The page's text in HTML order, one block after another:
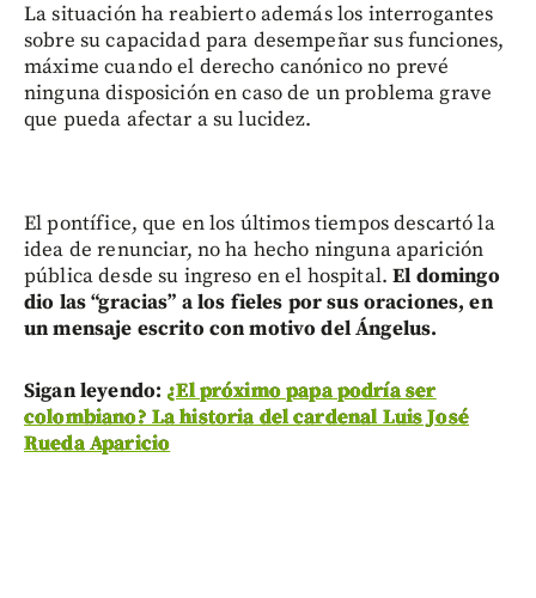
La situación ha reabierto además los interrogantes
sobre su capacidad para desempeñar sus funciones,
máxime cuando el derecho canónico no prevé
ninguna disposición en caso de un problema grave
que pueda afectar a su lucidez.
El pontífice, que en los últimos tiempos descartó la
idea de renunciar, no ha hecho ninguna aparición
pública desde su ingreso en el hospital.El domingo
dio las “gracias” a los fieles por sus oraciones, en
un mensaje escrito con motivo del Ángelus.
Sigan leyendo: ¿El próximo papa podría ser
colombiano? La historia del cardenal Luis José
Rueda Aparicio